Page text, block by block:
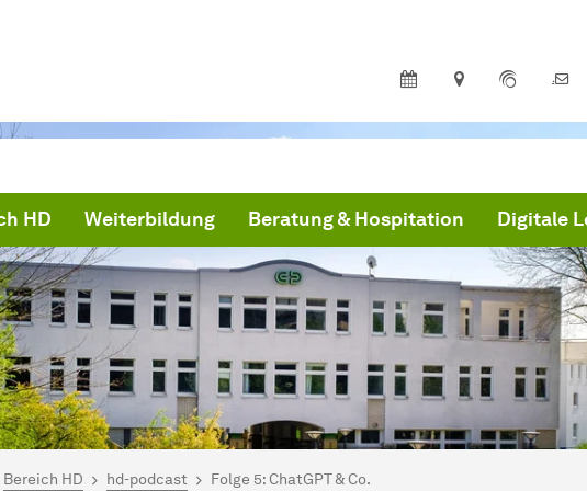
HD Weiterbildung Beratung & Hospitation Digitale
hier:
Bereich HD hd-podcast Folge 5: ChatGPT & Co.